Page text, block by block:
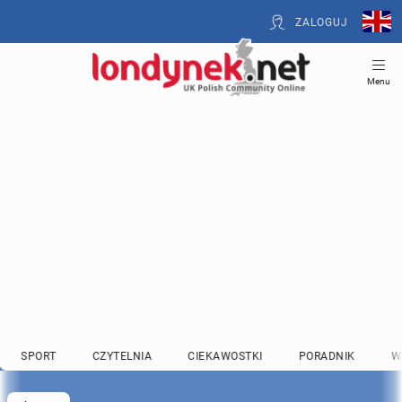
ZALOGUJ
Menu
SPORT CZYTELNIA CIEKAWOSTKI PORADNIK